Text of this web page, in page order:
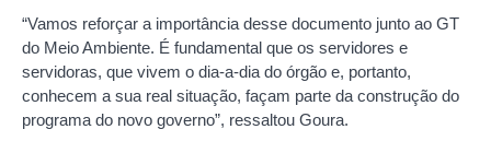
“Vamos reforçar a importância desse documento junto ao GT
do Meio Ambiente. É fundamental que os servidores e
servidoras, que vivem o dia-a-dia do órgão e, portanto,
conhecem a sua real situação, façam parte da construção do
programa do novo governo”, ressaltou Goura.